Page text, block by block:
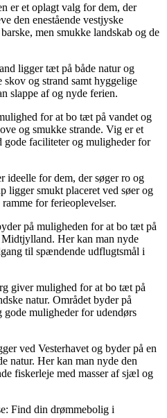
er et oplagt valg for dem, der
den enestående vestjyske
men smukke landskab og de
ligger tæt på både natur og
og strand samt hyggelige
slappe af og nyde ferien.
for at bo tæt på vandet og
og smukke strande. Vig er et
gode faciliteter og muligheder for
ideelle for dem, der søger ro og
ligger smukt placeret ved søer og
for ferieoplevelser.
på muligheden for at bo tæt på
Her kan man nyde
til spændende udflugtsmål i
giver mulighed for at bo tæt på
natur. Området byder på
gode muligheder for udendørs
ved Vesterhavet og byder på en
natur. Her kan man nyde den
fiskerleje med masser af sjæl og
Find din drømmebolig i